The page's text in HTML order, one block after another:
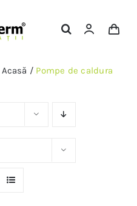
Acasă / Pompe de caldura